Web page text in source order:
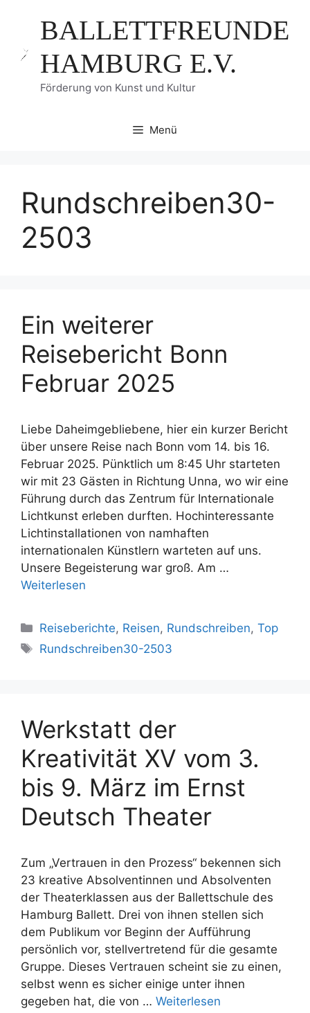
springenBALLETTFREUNDE
HAMBURG E.V.
Förderung von Kunst und Kultur
Menü
Rundschreiben30-
2503
Ein weiterer
Reisebericht Bonn
Februar 2025
Liebe Daheimgebliebene, hier ein kurzer Bericht
über unsere Reise nach Bonn vom 14. bis 16.
Februar 2025. Pünktlich um 8:45 Uhr starteten
wir mit 23 Gästen in Richtung Unna, wo wir eine
Führung durch das Zentrum für Internationale
Lichtkunst erleben durften. Hochinteressante
Lichtinstallationen von namhaften
internationalen Künstlern warteten auf uns.
Unsere Begeisterung war groß. Am …
Weiterlesen
Kategorien
Reiseberichte, Reisen, Rundschreiben,Top
Schlagwörter
Rundschreiben30-2503
Werkstatt der
Kreativität XV vom 3.
bis 9. März im Ernst
Deutsch Theater
Zum „Vertrauen in den Prozess“ bekennen sich
23 kreative Absolventinnen und Absolventen
der Theaterklassen aus der Ballettschule des
Hamburg Ballett. Drei von ihnen stellen sich
dem Publikum vor Beginn der Aufführung
persönlich vor, stellvertretend für die gesamte
Gruppe. Dieses Vertrauen scheint sie zu einen,
selbst wenn es sicher einige unter ihnen
gegeben hat, die von … Weiterlesen